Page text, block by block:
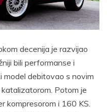
decenija je razvijao
bili performanse i
model debitovao s novim
Potom je
kompresorom i 160 KS.